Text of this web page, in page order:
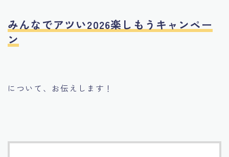
みんなでアツい2026楽しもうキャンペー
ン
について、お伝えします！